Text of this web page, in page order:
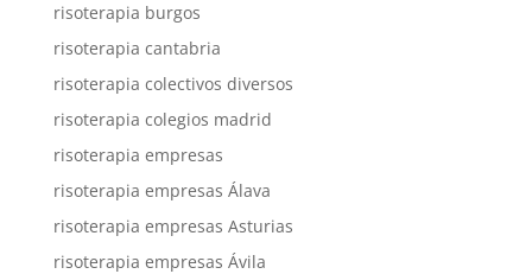
risoterapia burgos
risoterapia cantabria
risoterapia colectivos diversos
risoterapia colegios madrid
risoterapia empresas
risoterapia empresas Álava
risoterapia empresas Asturias
risoterapia empresas Ávila